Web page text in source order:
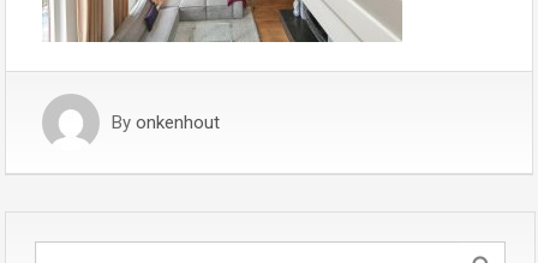
By onkenhout